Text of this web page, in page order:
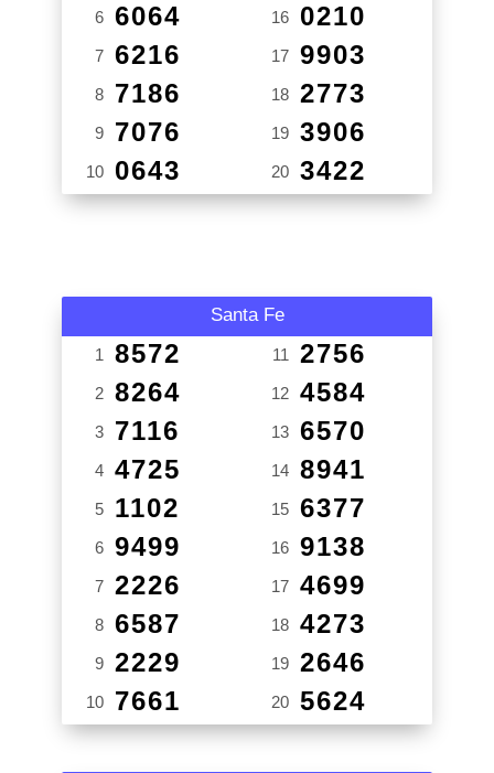
6 6064
7 6216
8 7186
9 7076
10 0643
16 0210
17 9903
18 2773
19 3906
20 3422
Santa Fe
1 8572
2 8264
3 7116
4 4725
5 1102
6 9499
7 2226
8 6587
9 2229
10 7661
11 2756
12 4584
13 6570
14 8941
15 6377
16 9138
17 4699
18 4273
19 2646
20 5624